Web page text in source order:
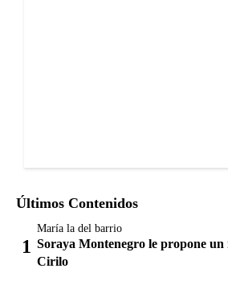
Últimos Contenidos
María la del barrio
Soraya Montenegro le propone
Cirilo